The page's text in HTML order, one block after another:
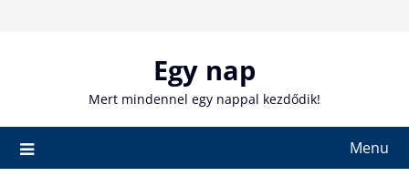
Egy nap
Mert mindennel egy nappal kezdődik!
Menu